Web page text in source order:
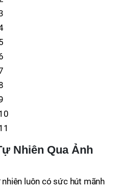
Nhiên Qua Ảnh
luôn có sức hút mãnh